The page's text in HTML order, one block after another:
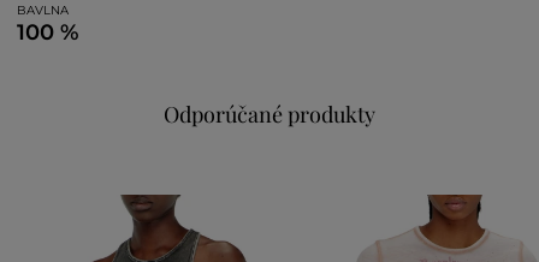
BAVLNA
100 %
Odporúčané produkty